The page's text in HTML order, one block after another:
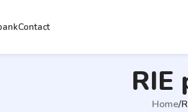
Contact
RIE
Home